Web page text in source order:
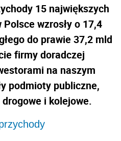
15 największych
wzrosły o 17,4
do prawie 37,2 mld
firmy doradczej
na naszym
podmioty publiczne,
i kolejowe.